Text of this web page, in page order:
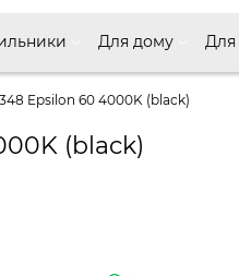
Для дому Для
Epsilon 60 4000K (black)
(black)